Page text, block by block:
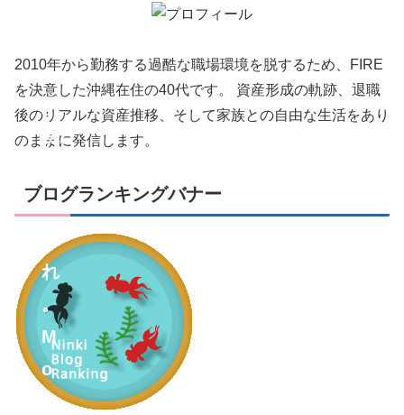
G
s
の
れ
れ
。
M
o
2010年から勤務する過酷な職場環境を脱するため、FIRE
を決意した沖縄在住の40代です。 資産形成の軌跡、退職
後のリアルな資産推移、そして家族との自由な生活をあり
のままに発信します。
ブログランキングバナー